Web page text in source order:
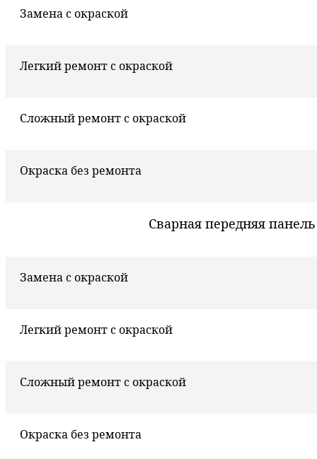
Замена с окраской
Легкий ремонт с окраской
Сложный ремонт с окраской
Окраска без ремонта
Сварная передняя панель
Замена с окраской
Легкий ремонт с окраской
Сложный ремонт с окраской
Окраска без ремонта